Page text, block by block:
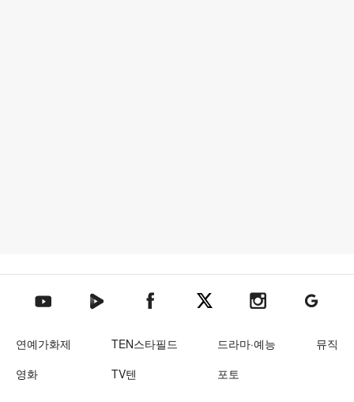
텐아시아 유튜브텐아시아 네이버TV텐아시아 페이스북텐아시아 엑스텐아시아 인스타그램
텐아시아
연예가화제 TEN스타필드 드라마·예능
뮤직
영화
TV텐 포토